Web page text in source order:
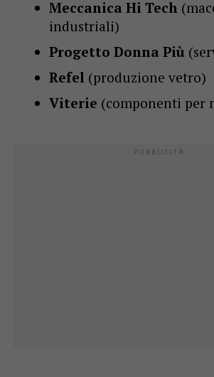
Meccanica Hi Tech
industriali)
Progetto Donna Più
Refel (produzione vetro)
Viterie (componenti per